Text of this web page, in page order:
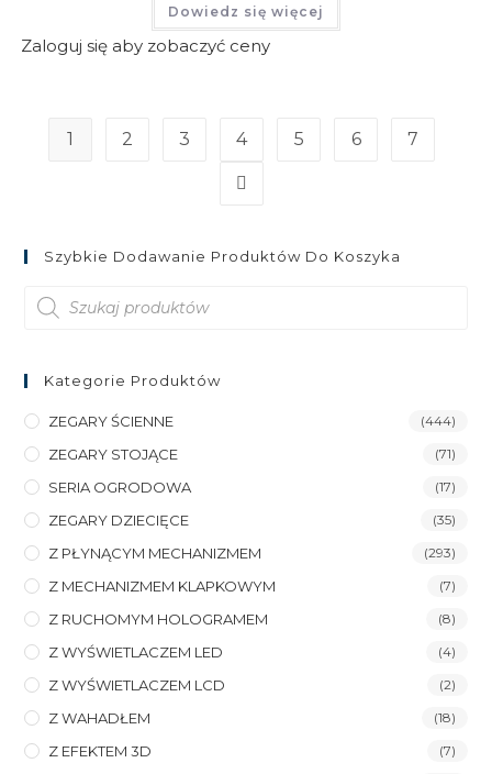
Dowiedz się więcej
Zaloguj się aby zobaczyć ceny
1 2 3 4 5 6 7
Szybkie Dodawanie Produktów Do Koszyka
produktów
Kategorie Produktów
ZEGARY ŚCIENNE (444)
ZEGARY STOJĄCE (71)
SERIA OGRODOWA (17)
ZEGARY DZIECIĘCE (35)
Z PŁYNĄCYM MECHANIZMEM (293)
Z MECHANIZMEM KLAPKOWYM (7)
Z RUCHOMYM HOLOGRAMEM (8)
Z WYŚWIETLACZEM LED (4)
Z WYŚWIETLACZEM LCD (2)
Z WAHADŁEM (18)
Z EFEKTEM 3D (7)